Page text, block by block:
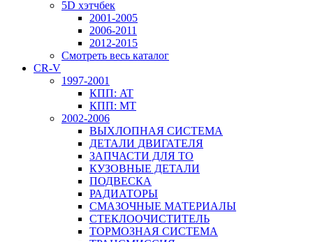
5D хэтчбек
2001-2005
2006-2011
2012-2015
Смотреть весь каталог
CR-V
1997-2001
КПП: AT
КПП: MT
2002-2006
ВЫХЛОПНАЯ СИСТЕМА
ДЕТАЛИ ДВИГАТЕЛЯ
ЗАПЧАСТИ ДЛЯ ТО
КУЗОВНЫЕ ДЕТАЛИ
ПОДВЕСКА
РАДИАТОРЫ
СМАЗОЧНЫЕ МАТЕРИАЛЫ
СТЕКЛООЧИСТИТЕЛЬ
ТОРМОЗНАЯ СИСТЕМА